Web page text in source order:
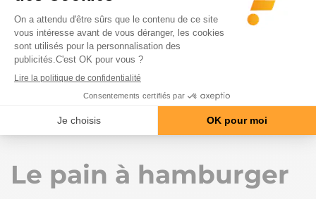
Toutes ces raisons font qu’un deuxième hamburger,
estun meilleur choix nutritionnelqu’un
hamburger accompagné de frites. Les calories
seront de meilleure qualité et vous fourniront les
briques de construction essentielles à votre corps,
tout en vous rassasiant davantage. Le mieux est
encore de préparer soi-même ses burgers maison.
Le pain à hamburger